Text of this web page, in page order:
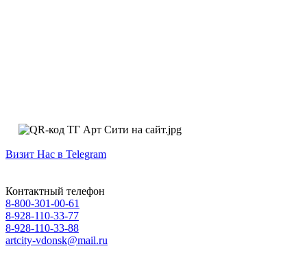
Визит Нас в Telegram
Контактный телефон
8-800-301-00-61
8-928-110-33-77
8-928-110-33-88
artcity-vdonsk@mail.ru